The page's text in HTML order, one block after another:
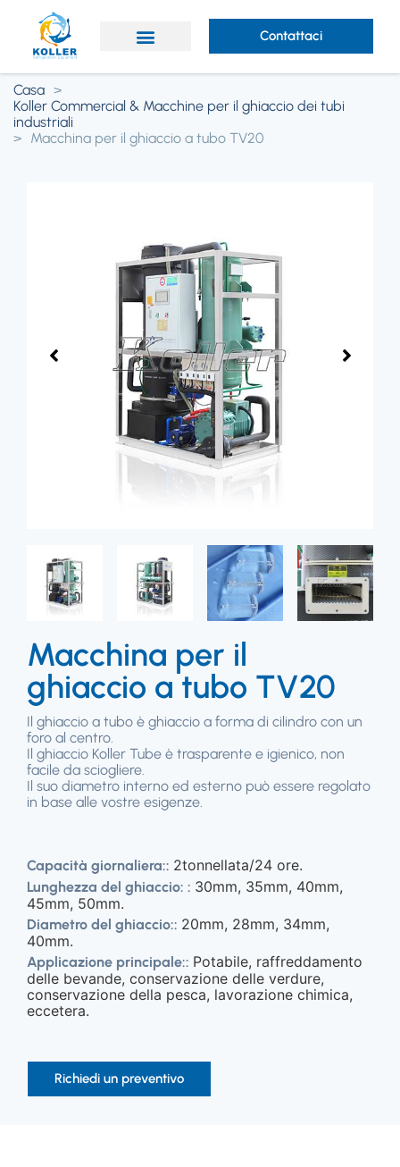
Contattaci
Casa >
Koller Commercial & Macchine per il ghiaccio dei tubi
industriali
> Macchina per il ghiaccio a tubo TV20
Macchina per il
ghiaccio a tubo TV20
Il ghiaccio a tubo è ghiaccio a forma di cilindro con un
foro al centro.
Il ghiaccio Koller Tube è trasparente e igienico, non
facile da sciogliere.
Il suo diametro interno ed esterno può essere regolato
in base alle vostre esigenze.
Capacità giornaliera:: 2tonnellata/24 ore.
Lunghezza del ghiaccio: : 30mm, 35mm, 40mm,
45mm, 50mm.
Diametro del ghiaccio:: 20mm, 28mm, 34mm,
40mm.
Applicazione principale:: Potabile, raffreddamento
delle bevande, conservazione delle verdure,
conservazione della pesca, lavorazione chimica,
eccetera.
Richiedi un preventivo